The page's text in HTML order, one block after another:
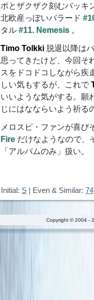
ポとザクザク刻むバッキ
北欧産っぽいバラード
タル #11. Nemesis
Timo Tolkki 脱退以降は
思ってきたけど、今回そ
スをドコドコしながら疾
しい気もするが、これで
いいような気がする。願
じにはなならいよう祈る
メロスピ・ファンが喜
Fire だけなようなので、
「アルバムのみ」扱い。
Initial: S | Even & Similar: 74
Copyright © 2004 -